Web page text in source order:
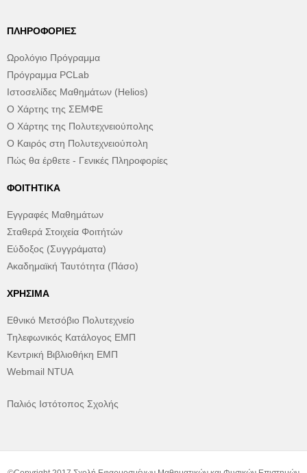
ΠΛΗΡΟΦΟΡΊΕΣ
Ωρολόγιο Πρόγραμμα
Πρόγραμμα PCLab
Ιστοσελίδες Μαθημάτων (Helios)
Ο Χάρτης της ΣΕΜΦΕ
Ο Χάρτης της Πολυτεχνειούπολης
Ο Καιρός στη Πολυτεχνειούπολη
Πώς θα έρθετε - Γενικές Πληροφορίες
ΦΟΙΤΗΤΙΚΆ
Εγγραφές Μαθημάτων
Σταθερά Στοιχεία Φοιτήτών
Εύδοξος (Συγγράματα)
Ακαδημαϊκή Ταυτότητα (Πάσο)
ΧΡΉΣΙΜΑ
Εθνικό Μετσόβιο Πολυτεχνείο
Τηλεφωνικός Κατάλογος ΕΜΠ
Κεντρική Βιβλιοθήκη ΕΜΠ
Webmail NTUA
Παλιός Ιστότοπος Σχολής